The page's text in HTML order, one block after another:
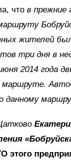
что в прежние
жителей
три дня в
2014 года
маршруте.
данному
этого